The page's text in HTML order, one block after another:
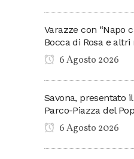
Varazze con “Napo
Bocca di Rosa e
6 Agosto 2026
Savona, presentato
Parco-Piazza del
6 Agosto 2026